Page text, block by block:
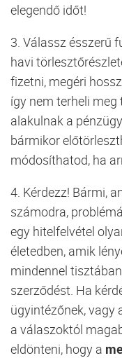
elegendő időt!
3. Válassz ésszerű
havi
fizetni, megéri
így nem terheli
alakulnak a
bármikor
módosíthatod, ha
4. Kérdezz! Bármi,
számodra,
egy hitelfelvétel
életedben, amik
mindennel
szerződést. Ha
ügyintézőnek, vagy
a válaszoktól
eldönteni, hogy a